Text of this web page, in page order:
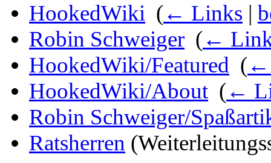
HookedWiki (← Links |
Robin Schweiger (←
HookedWiki/Featured (←
HookedWiki/About (←
Robin Schweiger/
Ratsherren